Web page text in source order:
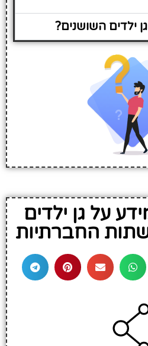
השושנים?
על גן ילדים
החברתיות